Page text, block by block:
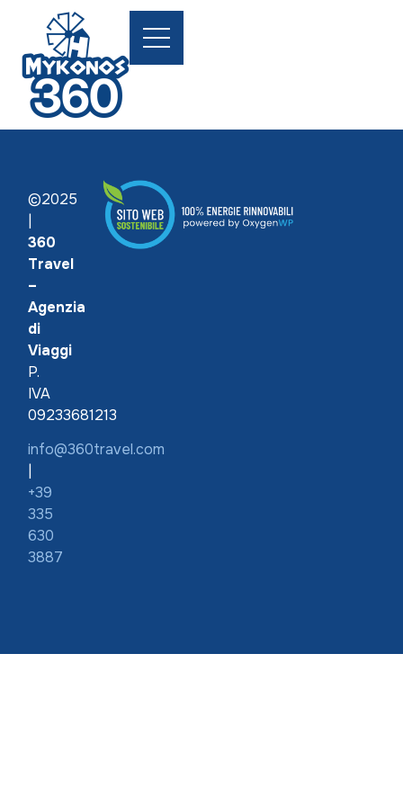
©2025
360
Travel
–
Agenzia
di
Viaggi
P.
IVA
09233681213
info@360travel.com
+39
335
630
3887